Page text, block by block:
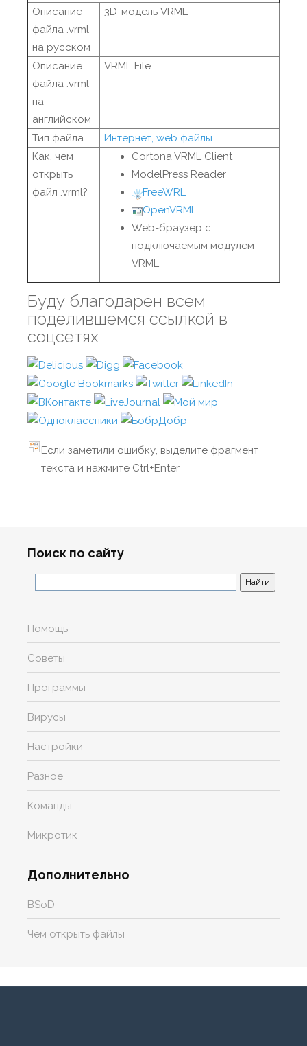
Описание
файла .vrml
на русском
3D-модель VRML
Описание
файла .vrml
на
английском
VRML File
Тип файла
Интернет, web файлы
Как, чем
открыть
файл .vrml?
Cortona VRML Client
ModelPress Reader
FreeWRL
OpenVRML
Web-браузер с
подключаемым модулем
VRML
Буду благодарен всем
поделившемся ссылкой в
соцсетях
Если заметили ошибку, выделите фрагмент
текста и нажмите Ctrl+Enter
Поиск по сайту
Помощь
Советы
Программы
Вирусы
Настройки
Разное
Команды
Микротик
Дополнительно
BSoD
Чем открыть файлы